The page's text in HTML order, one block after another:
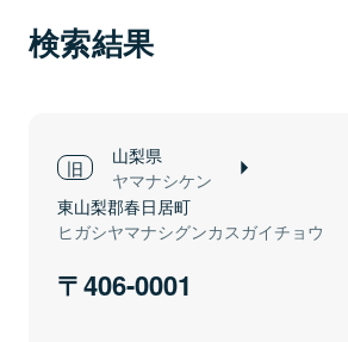
検索結果
山梨県
ヤマナシケン
東山梨郡春日居町
ヒガシヤマナシグンカスガイチョウ
406-0001